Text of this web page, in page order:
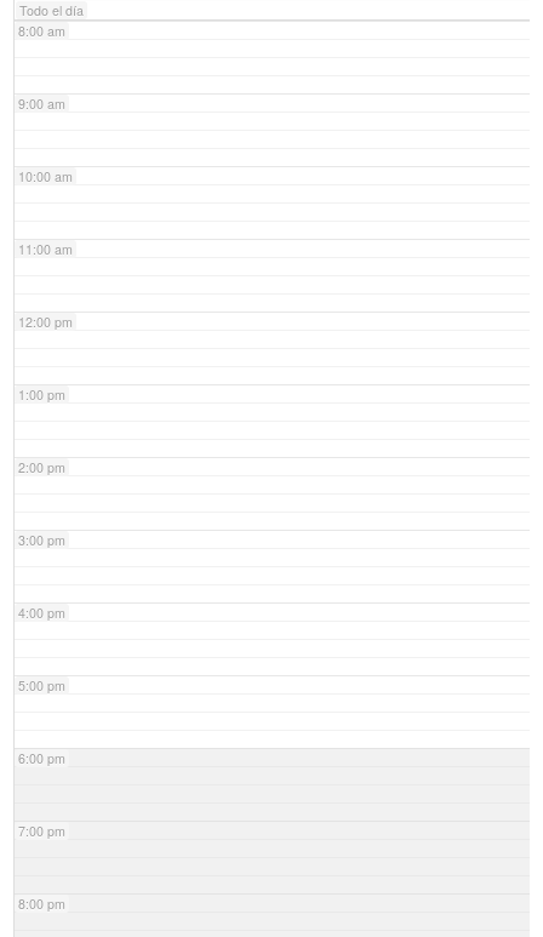
Todo el día
8:00 am
9:00 am
10:00 am
11:00 am
12:00 pm
1:00 pm
2:00 pm
3:00 pm
4:00 pm
5:00 pm
6:00 pm
7:00 pm
8:00 pm